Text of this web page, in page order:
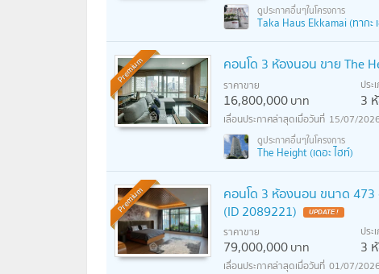
Taka Haus Ekkamai (ทากะ
Premium คอนโด 3 ห้องนอน ขาย The
ราคาขาย
16,800,000บาท
ประ
3
15/07/
The Height (เดอะ ไฮท์)
Premium
คอนโด 3 ห้องนอน ขนาด 473
(ID 2089221)
ราคาขาย
79,000,000บาท
ประ
3
01/07/